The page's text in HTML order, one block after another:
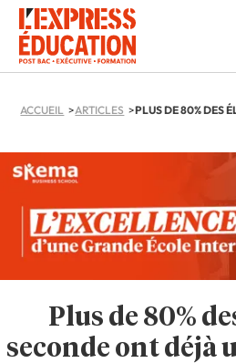
ACCUEIL ARTICLES
Plus de 80%
seconde ont déjà